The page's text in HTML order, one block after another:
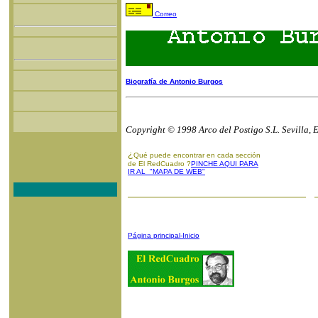
Correo
Biografía de Antonio Burgos
Copyright © 1998 Arco del Postigo S.L. Sevilla,
¿ Qué puede encontrar en cada sección
de El RedCuadro ?PINCHE AQUI PARA
IR AL "MAPA DE WEB"
Página principal-Inicio